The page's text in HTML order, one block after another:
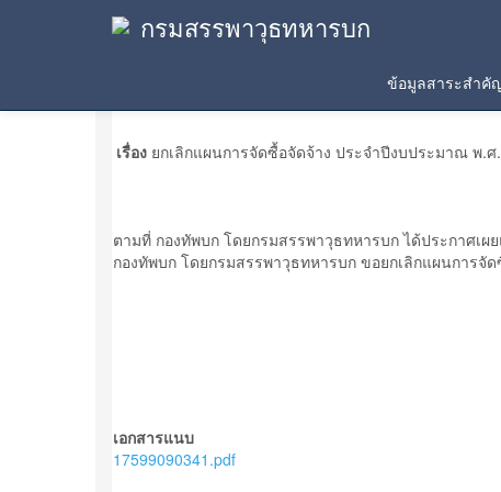
กรมสรรพาวุธทหารบก
ข้อมูลสาระสำ
ประกาศเผยแพร่แผน
เรื่องยกเลิกแผนการจัดซื้อจัดจ้าง ประจำปีงบประมาณ พ.ศ
ตามที่ กองทัพบก โดยกรมสรรพาวุธทหารบก ได้ประกาศ
กองทัพบก โดยกรมสรรพาวุธทหารบก ขอยกเลิกแผนการจั
เอกสารแนบ
17599090341.pdf